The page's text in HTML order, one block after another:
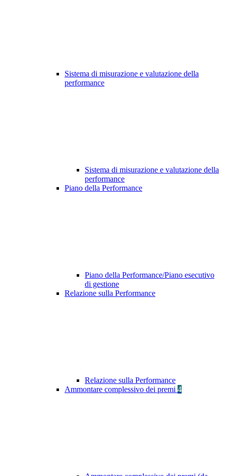
Sistema di misurazione e valutazione della
performance
Sistema di misurazione e valutazione della
performance
Piano della Performance
Piano della Performance/Piano esecutivo
di gestione
Relazione sulla Performance
Relazione sulla Performance
Ammontare complessivo dei premi 4